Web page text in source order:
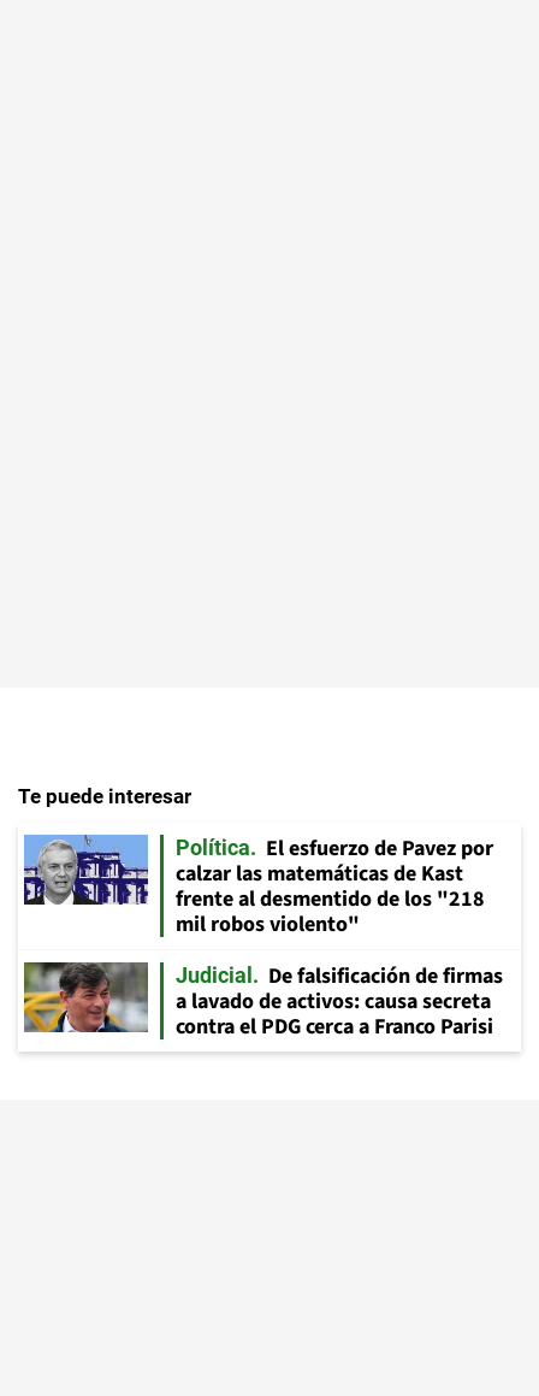
Te puede interesar
Política
El esfuerzo de Pavez por
calzar las matemáticas de Kast
frente al desmentido de los "218
mil robos violento"
Judicial
De falsificación de firmas
a lavado de activos: causa secreta
contra el PDG cerca a Franco Parisi